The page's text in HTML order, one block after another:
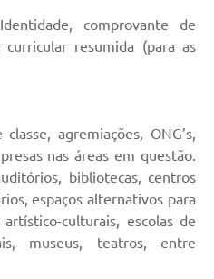
comprovante de
curricular resumida (para as
agremiações, ONG’s,
nas áreas em questão.
bibliotecas, centros
espaços alternativos para
culturais, escolas de
museus, teatros, entre